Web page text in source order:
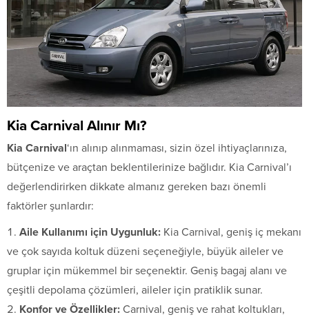
Kia Carnival Alınır Mı?
Kia Carnival‘ın alınıp alınmaması, sizin özel ihtiyaçlarınıza,
bütçenize ve araçtan beklentilerinize bağlıdır. Kia Carnival’ı
değerlendirirken dikkate almanız gereken bazı önemli
faktörler şunlardır:
Aile Kullanımı için Uygunluk: Kia Carnival, geniş iç mekanı
ve çok sayıda koltuk düzeni seçeneğiyle, büyük aileler ve
gruplar için mükemmel bir seçenektir. Geniş bagaj alanı ve
çeşitli depolama çözümleri, aileler için pratiklik sunar.
Konfor ve Özellikler: Carnival, geniş ve rahat koltukları,